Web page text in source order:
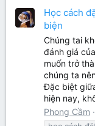
Học cách
biện
Chúng tai
đánh giá
muốn trở
chúng ta
Đặc biệt
hiện nay,
Phong Cầm